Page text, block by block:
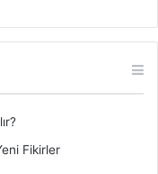
Fikirler